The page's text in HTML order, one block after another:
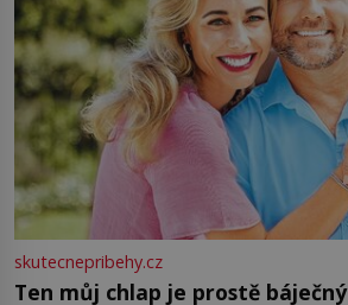
skutecnepribehy.cz
Ten můj chlap je prostě báječný